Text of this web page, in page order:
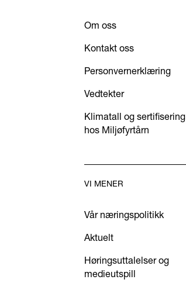
Om oss
Kontakt oss
Personvernerklæring
Vedtekter
Klimatall og sertifisering
hos Miljøfyrtårn
VI MENER
Vår næringspolitikk
Aktuelt
Høringsuttalelser og
medieutspill